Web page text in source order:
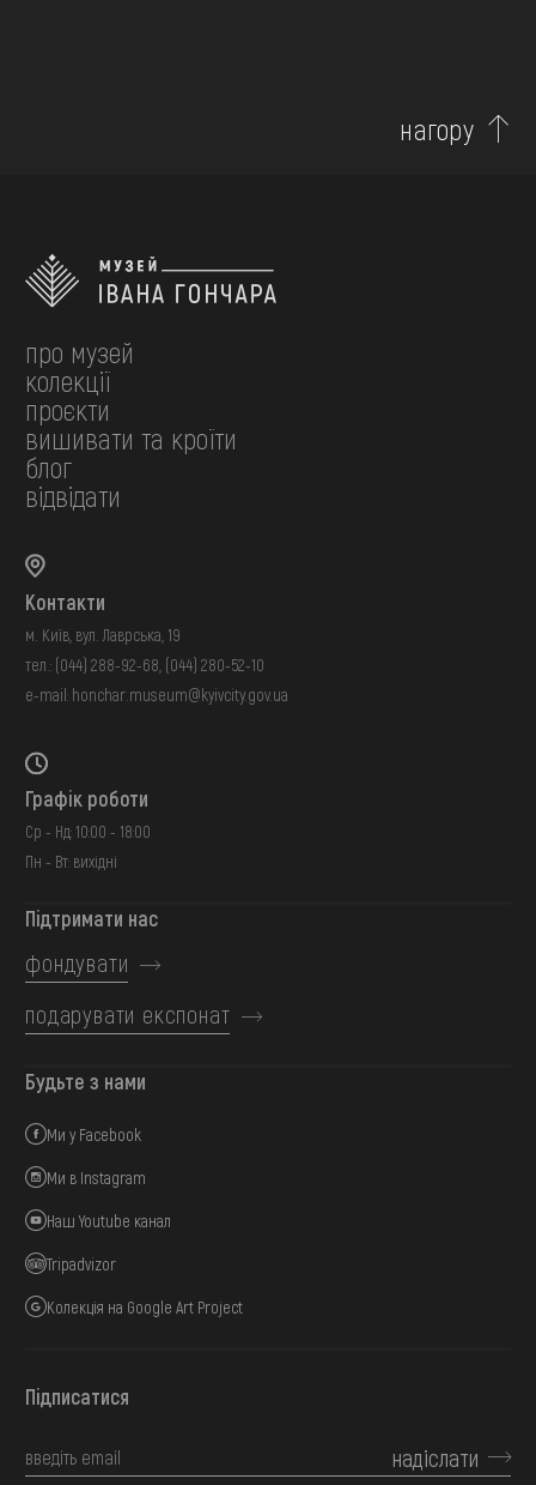
нагору
про музей
колекції
проєкти
вишивати та кроїти
блог
відвідати
Контакти
м. Київ, вул. Лаврська, 19
тел.: (044) 288-92-68 (044) 280-52-10
e-mail: honchar.museum@kyivcity.gov.ua
Графік роботи
Ср - Нд: 10:00 - 18:00
Пн - Вт: вихідні
Підтримати нас
фондувати
подарувати експонат
Будьте з нами
Ми у Facebook
Ми в Instagram
Наш Youtube канал
Tripadvizor
Колекція на Google Art Project
Підписатися
надіслати